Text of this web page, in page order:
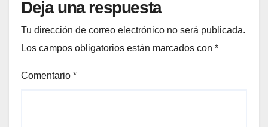
Deja una respuesta
Tu dirección de correo electrónico no será publicada.
Los campos obligatorios están marcados con *
Comentario *